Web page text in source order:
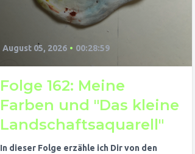
August 05, 2026 • 00:28:59
Folge 162: Meine
Farben und "Das kleine
Landschaftsaquarell"
In dieser Folge erzähle ich Dir von den